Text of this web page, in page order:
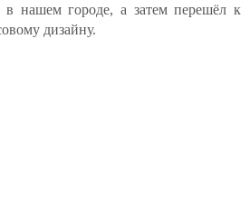
в нашем городе, а затем перешёл к
дизайну.